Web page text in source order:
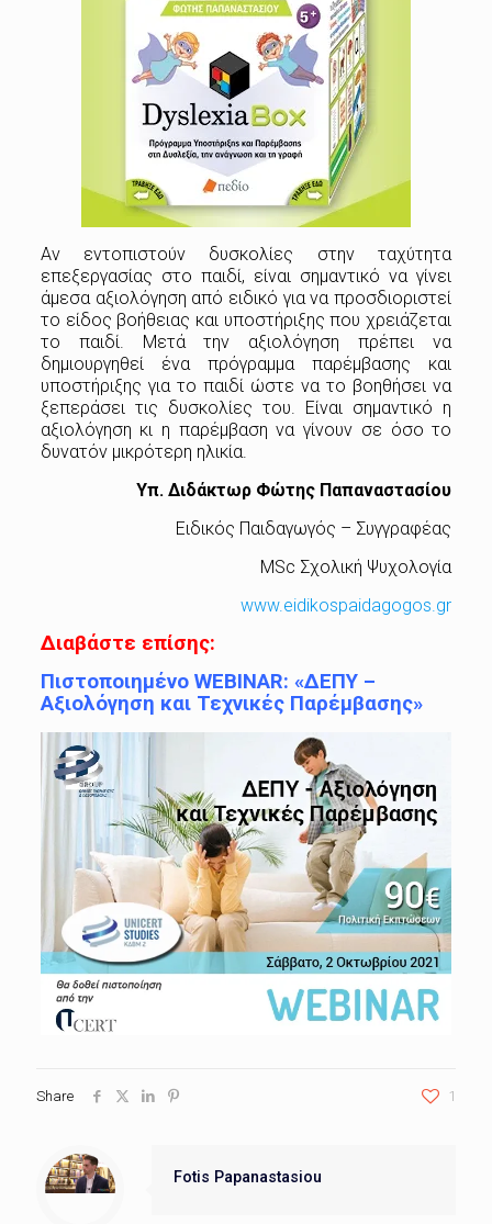
Αν εντοπιστούν δυσκολίες στην ταχύτητα
επεξεργασίας στο παιδί, είναι σημαντικό να γίνει
άμεσα αξιολόγηση από ειδικό για να προσδιοριστεί
το είδος βοήθειας και υποστήριξης που χρειάζεται
το παιδί. Μετά την αξιολόγηση πρέπει να
δημιουργηθεί ένα πρόγραμμα παρέμβασης και
υποστήριξης για το παιδί ώστε να το βοηθήσει να
ξεπεράσει τις δυσκολίες του. Είναι σημαντικό η
αξιολόγηση κι η παρέμβαση να γίνουν σε όσο το
δυνατόν μικρότερη ηλικία.
Υπ. Διδάκτωρ Φώτης Παπαναστασίου
Ειδικός Παιδαγωγός – Συγγραφέας
MSc Σχολική Ψυχολογία
www.eidikospaidagogos.gr
Διαβάστε επίσης:
Πιστοποιημένο WEBINAR: «ΔΕΠΥ –
Αξιολόγηση και Τεχνικές Παρέμβασης»
Share 1
Fotis Papanastasiou